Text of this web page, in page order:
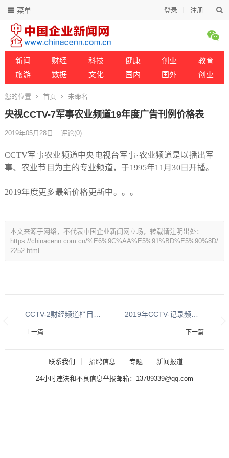
登录 注册
菜单
新闻 财经 科技 健康 创业
教育
旅游
数据 文化 国内 国外 创业
您的位置 首页 未命名
央视CCTV-7军事农业频道19年度广告刊例价格表
2019年05月28日 评论(0)
CCTV军事农业频道中央电视台军事·农业频道是以播出军
事、农业节目为主的专业频道，于1995年11月30日开播。
2019年度更多最新价格更新中。。。
本文来源于网络，不代表中国企业新闻网立场，转载请注明出处：
https://chinacenn.com.cn/%E6%9C%AA%E5%91%BD%E5%90%8D/
2252.html
上一篇
2019年CCTV-记录频道央视广告价格表
下一篇
联系我们 招聘信息 专题 新闻报道
24小时违法和不良信息举报邮箱：13789339@qq.com